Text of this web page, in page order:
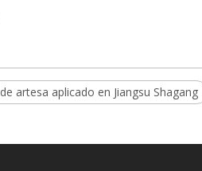
artesa aplicado en Jiangsu Shagang